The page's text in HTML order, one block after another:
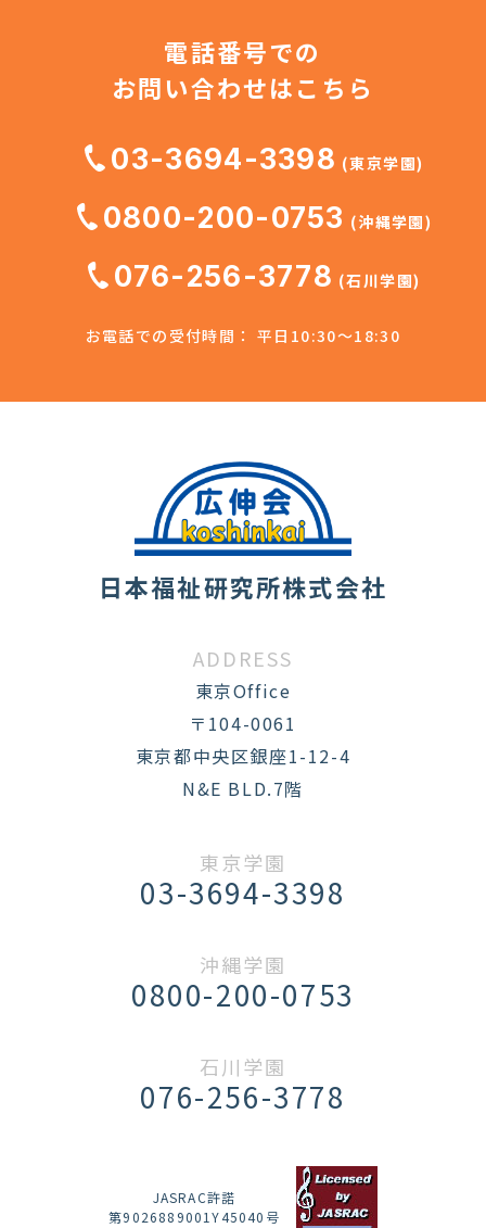
電話番号での
お問い合わせはこちら
03-3694-3398 (東京学園)
0800-200-0753 (沖縄学園)
076-256-3778 (石川学園)
お電話での受付時間： 平日10:30～18:30
日本福祉研究所株式会社
ADDRESS
東京Office
〒104-0061
東京都中央区銀座1-12-4
N&E BLD.7階
東京学園
03-3694-3398
沖縄学園
0800-200-0753
石川学園
076-256-3778
JASRAC許諾
第9026889001Y45040号